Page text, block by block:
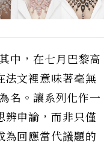
，在七月巴黎高
法文裡意味著毫無
。讓系列化作一
辨申論，而非只僅
為回應當代議題的